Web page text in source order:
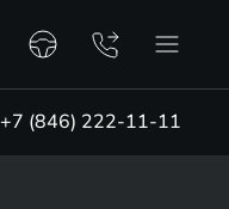
+7 (846) 222-11-11